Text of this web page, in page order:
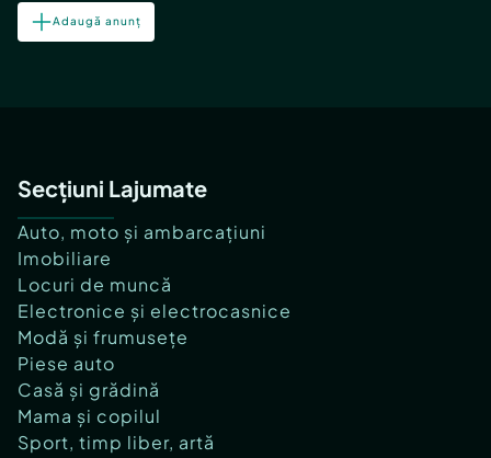
Adaugă anunț
Secțiuni Lajumate
Auto, moto și ambarcațiuni
Imobiliare
Locuri de muncă
Electronice și electrocasnice
Modă și frumusețe
Piese auto
Casă și grădină
Mama și copilul
Sport, timp liber, artă